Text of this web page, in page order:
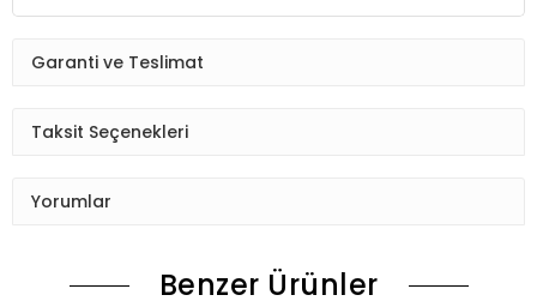
Garanti ve Teslimat
Taksit Seçenekleri
Yorumlar
Benzer Ürünler